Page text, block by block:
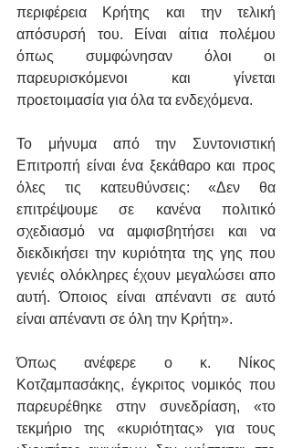
περιφέρεια Κρήτης και την τελική
απόσυρσή του. Είναι αίτια πολέμου
όπως συμφώνησαν όλοι οι
παρευρισκόμενοι και γίνεται
προετοιμασία για όλα τα ενδεχόμενα.
Το μήνυμα από την Συντονιστική
Επιτροπή είναι ένα ξεκάθαρο και προς
όλες τις κατευθύνσεις: «Δεν θα
επιτρέψουμε σε κανένα πολιτικό
σχεδιασμό να αμφισβητήσει και να
διεκδικήσει την κυριότητα της γης που
γενιές ολόκληρες έχουν μεγαλώσει απο
αυτή. Όποιος είναι απέναντι σε αυτό
είναι απέναντι σε όλη την Κρήτη».
Όπως ανέφερε ο κ. Νίκος
Κοτζαμπασάκης, έγκριτος νομικός που
παρευρέθηκε στην συνεδρίαση, «το
τεκμήριο της «κυριότητας» για τους